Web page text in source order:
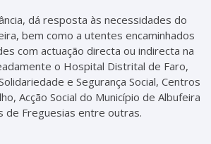
dá resposta às necessidades do
bem como a utentes encaminhados
com actuação directa ou indirecta na
o Hospital Distrital de Faro,
e Segurança Social, Centros
Acção Social do Município de Albufeira
de Freguesias entre outras.